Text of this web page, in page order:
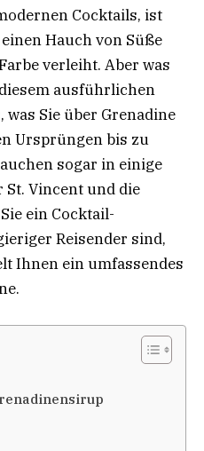
Cocktails, ist
Hauch von Süße
verleiht. Aber was
ausführlichen
Sie über Grenadine
Ursprüngen bis zu
sogar in einige
Vincent und die
ein Cocktail-
Reisender sind,
Ihnen ein umfassendes